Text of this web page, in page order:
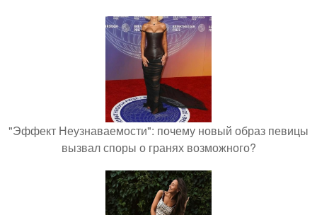
"Эффект Неузнаваемости": почему новый образ певицы
вызвал споры о гранях возможного?